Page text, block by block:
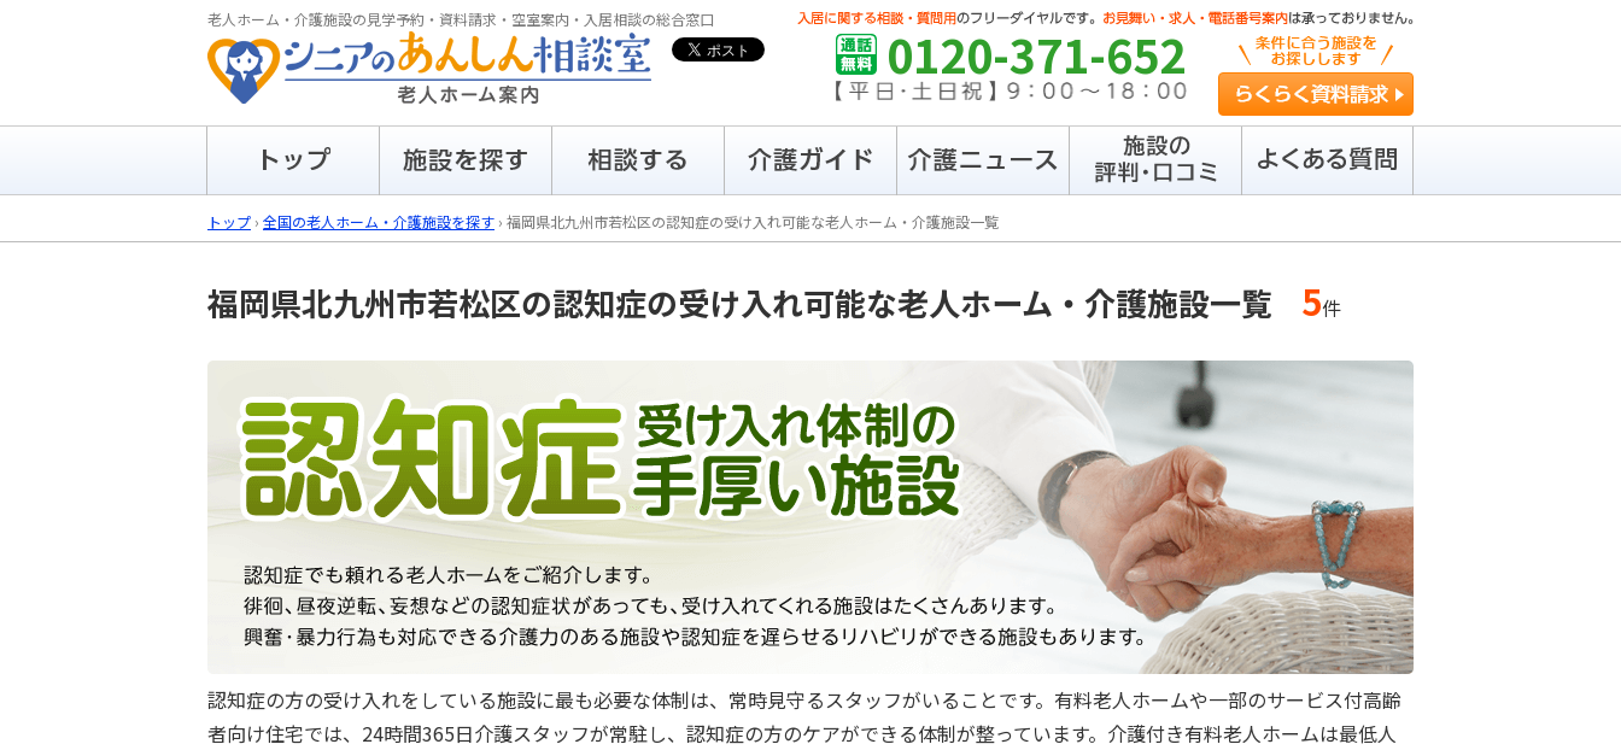
老人ホーム・介護施設の見学予約・資料請求・空室案内・入居相談の総合窓口
0120-371-652
トップ › 全国の老人ホーム・介護施設を探す › 福岡県北九州市若松区の認知症の受け入れ可能な老人ホーム・介護施設一覧
福岡県北九州市若松区の認知症の受け入れ可能な老人ホーム・介護施設一覧 5件
認知症の方の受け入れをしている施設に最も必要な体制は、常時見守るスタッフがいることです。有料老人ホームや一部のサービス付高齢
者向け住宅では、24時間365日介護スタッフが常駐し、認知症の方のケアができる体制が整っています。介護付き有料老人ホームは最低人